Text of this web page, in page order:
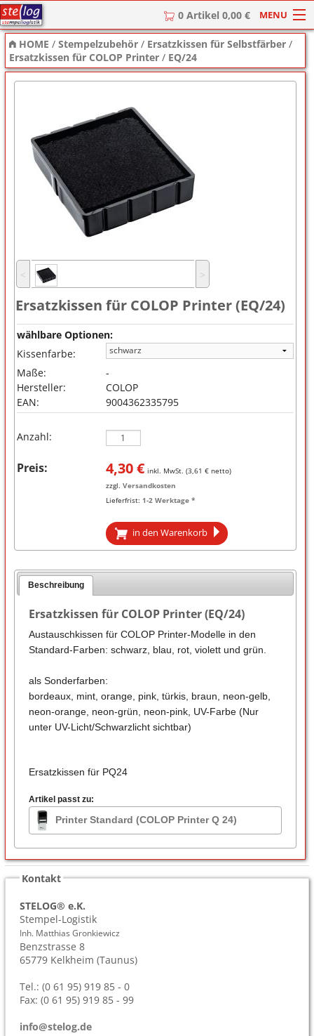
0 Artikel 0,00 € MENU
HOME
Stempel
Stempel-Textplatten
Stempelzubehör
HOME /Stempelzubehör / Ersatzkissen für Selbstfärber /
Ersatzkissen für COLOP Printer / EQ/24
˂ ˃
Ersatzkissen für COLOP Printer (EQ/24)
wählbare Optionen:
Kissenfarbe:
Maße:
-
Hersteller:
COLOP
EAN:
9004362335795
Anzahl:
Preis: 4,30€ inkl. MwSt. (3,61 € netto)
zzgl. Versandkosten
Lieferfrist: 1-2 Werktage *
in den Warenkorb
Beschreibung
Ersatzkissen für COLOP Printer (EQ/24)
Austauschkissen für COLOP Printer-Modelle in den
Standard-Farben: schwarz, blau, rot, violett und grün.
als Sonderfarben:
bordeaux, mint, orange, pink, türkis, braun, neon-gelb,
neon-orange, neon-grün, neon-pink, UV-Farbe (Nur
unter UV-Licht/Schwarzlicht sichtbar)
Ersatzkissen für PQ24
Artikel passt zu:
Printer Standard (COLOP Printer Q 24)
Kontakt
STELOG® e.K.
Stempel-Logistik
Inh. Matthias Gronkiewicz
Benzstrasse 8
65779 Kelkheim (Taunus)
Tel.: (0 61 95) 919 85 - 0
Fax: (0 61 95) 919 85 - 99
info@stelog.de